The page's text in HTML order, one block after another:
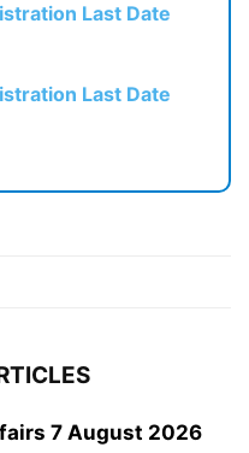
Last Date
Last Date
7 August 2026